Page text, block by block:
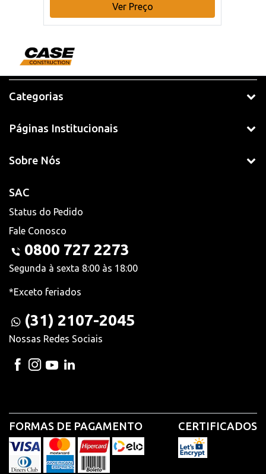
Ver Preço
Categorias
Páginas Institucionais
Sobre Nós
SAC
Status do Pedido
Fale Conosco
0800 727 2273
Segunda à sexta 8:00 às 18:00
*Exceto feriados
(31) 2107-2045
Nossas Redes Sociais
FORMAS DE PAGAMENTO CERTIFICADOS